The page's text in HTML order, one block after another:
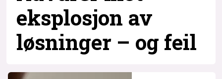
eksplosjon av
løsninger – og feil